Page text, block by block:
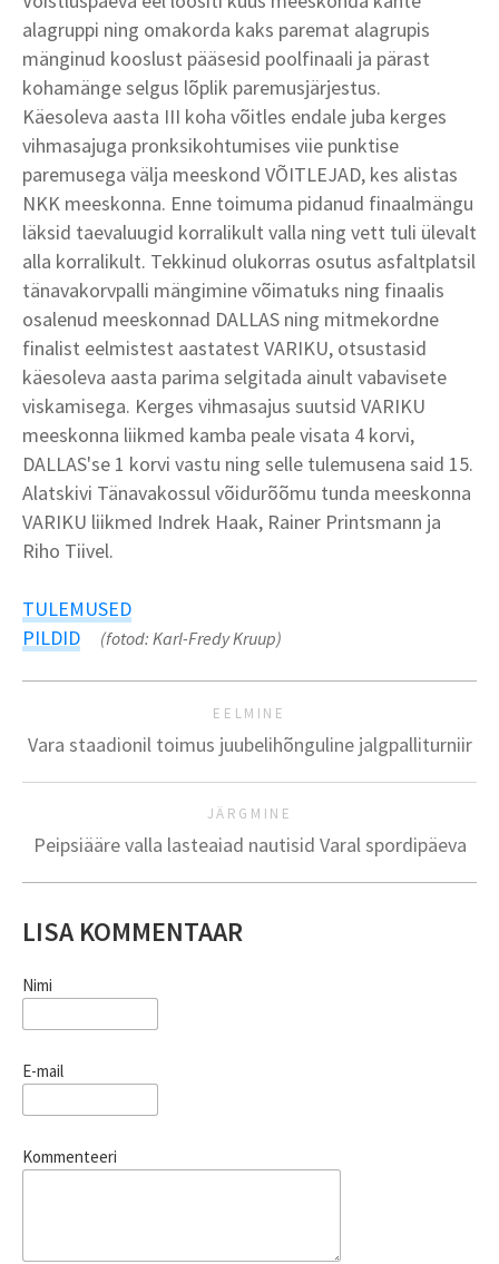
alagruppi ning omakorda kaks paremat alagrupis
mänginud kooslust pääsesid poolfinaali ja pärast
kohamänge selgus lõplik paremusjärjestus.
Käesoleva aasta III koha võitles endale juba kerges
vihmasajuga pronksikohtumises viie punktise
paremusega välja meeskond VÕITLEJAD, kes alistas
NKK meeskonna. Enne toimuma pidanud finaalmängu
läksid taevaluugid korralikult valla ning vett tuli ülevalt
alla korralikult. Tekkinud olukorras osutus asfaltplatsil
tänavakorvpalli mängimine võimatuks ning finaalis
osalenud meeskonnad DALLAS ning mitmekordne
finalist eelmistest aastatest VARIKU, otsustasid
käesoleva aasta parima selgitada ainult vabavisete
viskamisega. Kerges vihmasajus suutsid VARIKU
meeskonna liikmed kamba peale visata 4 korvi,
DALLAS'se 1 korvi vastu ning selle tulemusena said 15.
Alatskivi Tänavakossul võidurõõmu tunda meeskonna
VARIKU liikmed Indrek Haak, Rainer Printsmann ja
Riho Tiivel.
TULEMUSED
PILDID
(fotod: Karl-Fredy Kruup)
EELMINE
Vara staadionil toimus juubelihõnguline jalgpalliturniir
JÄRGMINE
Peipsiääre valla lasteaiad nautisid Varal spordipäeva
LISA KOMMENTAAR
Nimi
E-mail
Kommenteeri